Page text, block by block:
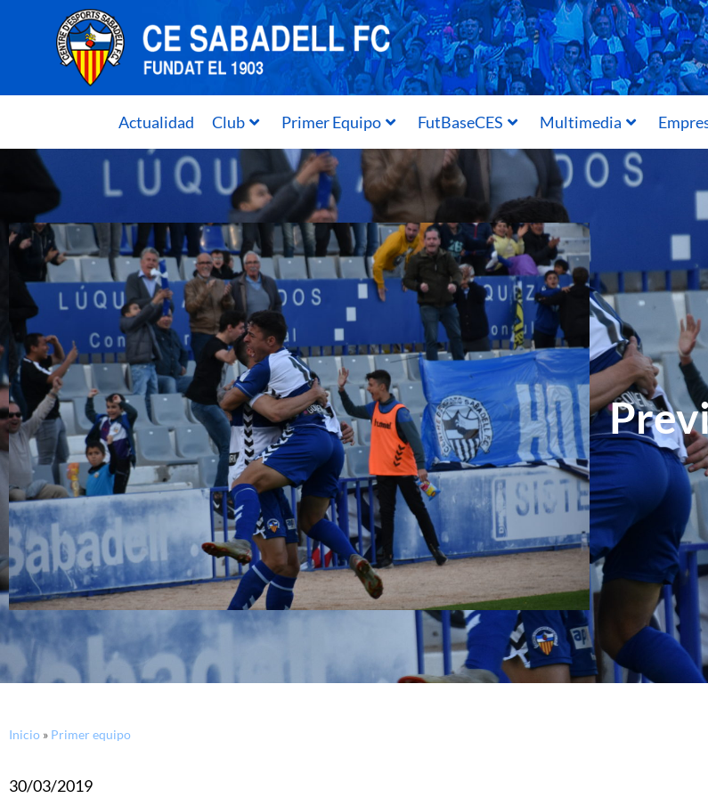
Actualidad Club Primer Equipo FutBaseCES Multimedia
Inicio » Primer equipo
30/03/2019